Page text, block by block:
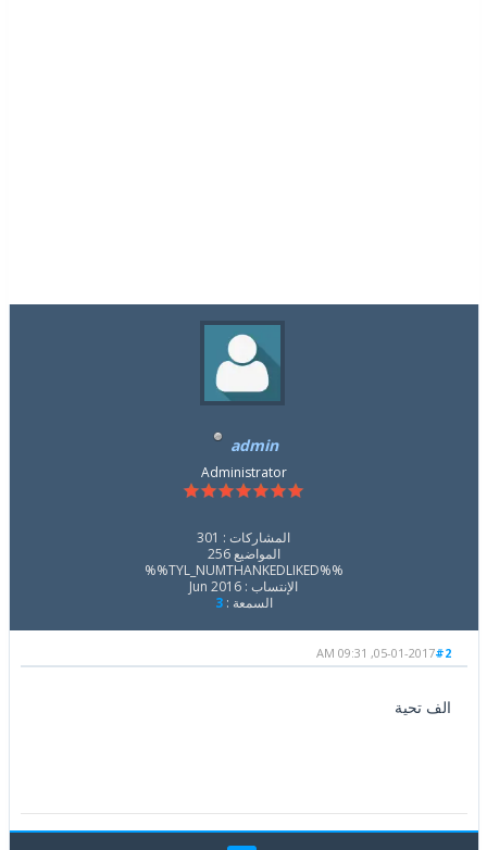
admin
Administrator
المشاركات : 301
المواضيع 256
%%TYL_NUMTHANKEDLIKED%%
الإنتساب : Jun 2016
السمعة :3
#2
05-01-2017, 09:31 AM
الف تحية